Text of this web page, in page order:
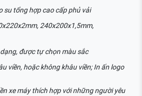
su tổng hợp cao cấp phủ vải
240x200x1,5mm,
được tự chọn màu sắc
viền, hoặc không khâu viền; In ấn logo
xe máy thích hợp với những người yêu